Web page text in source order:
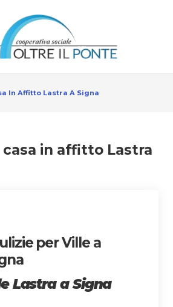
In Affitto Lastra A Signa
casa in affitto Lastra
per Ville a
Lastra a Signa